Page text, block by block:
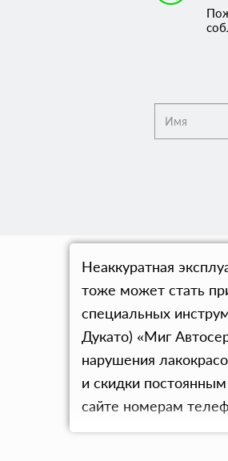
Неаккуратная
тоже может стать
специальных
Дукато) «Миг
нарушения
и скидки
сайте номерам